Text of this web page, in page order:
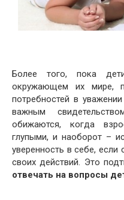
Более того, пока
окружающем их мире,
потребностей в
важным
обижаются, когда
глупыми, и наоборот –
уверенность в себе,
своих действий. Это
отвечать на вопросы